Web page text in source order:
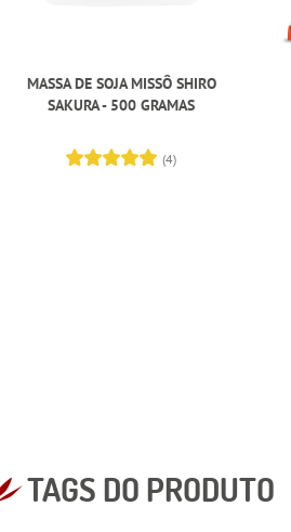
MASSA DE SOJA MISSÔ SHIRO
SAKURA - 500 GRAMAS
(4)
TAGS DO PRODUTO